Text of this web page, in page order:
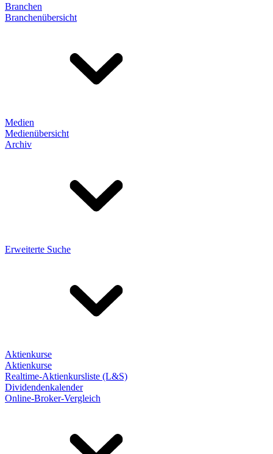
Branchen
Branchenübersicht
Medien
Medienübersicht
Archiv
Erweiterte Suche
Aktienkurse
Aktienkurse
Realtime-Aktienkursliste (L&S)
Dividendenkalender
Online-Broker-Vergleich